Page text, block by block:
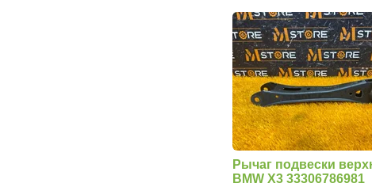
Рычаг подвески
BMW X3 33306786981